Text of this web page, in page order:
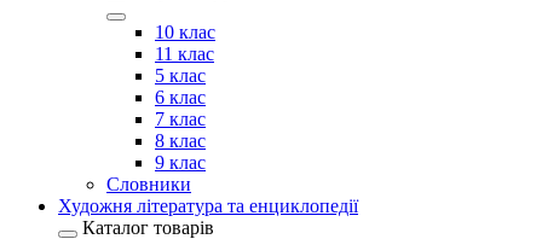
10 клас
11 клас
5 клас
6 клас
7 клас
8 клас
9 клас
Словники
Художня література та енциклопедії
Каталог товарів